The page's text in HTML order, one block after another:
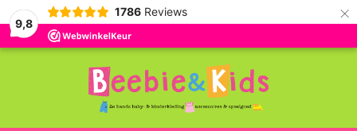
9,8
1786 Reviews ×